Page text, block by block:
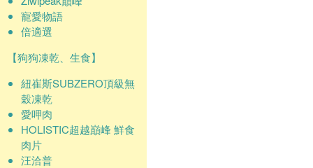
寵愛物語
倍適選
【狗狗凍乾、生食】
紐崔斯SUBZERO頂級無
穀凍乾
愛呷肉
HOLISTIC超越巔峰 鮮食
肉片
汪洽普